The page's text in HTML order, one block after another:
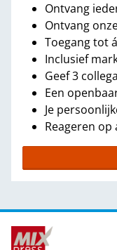
Ontvang
Ontvang
Toegang tot
Inclusief
Geef 3
Een
Je
Reageren op